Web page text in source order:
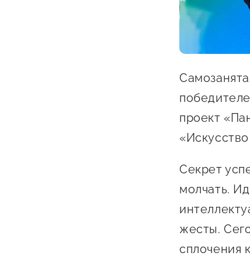
Органы управления и надзора
проект
Секрет
молчать.
жесты.
сплочения